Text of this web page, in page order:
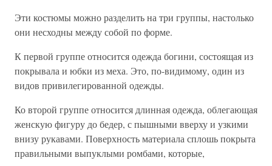
Эти костюмы можно разделить на три группы, настолько
они несходны между собой по форме.
К первой группе относится одежда богини, состоящая из
покрывала и юбки из меха. Это, по-видимому, один из
видов привилегированной одежды.
Ко второй группе относится длинная одежда, облегающая
женскую фигуру до бедер, с пышными вверху и узкими
внизу рукавами. Поверхность материала сплошь покрыта
правильными выпуклыми ромбами, которые,